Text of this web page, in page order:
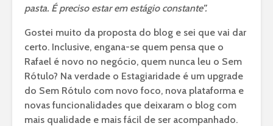
pasta. É preciso estar em estágio constante”.
Gostei muito da proposta do blog e sei que vai dar
certo. Inclusive, engana-se quem pensa que o
Rafael é novo no negócio, quem nunca leu o Sem
Rótulo? Na verdade o Estagiaridade é um upgrade
do Sem Rótulo com novo foco, nova plataforma e
novas funcionalidades que deixaram o blog com
mais qualidade e mais fácil de ser acompanhado.